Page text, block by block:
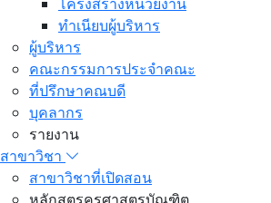
ทำเนียบผู้บริหาร
ผู้บริหาร
คณะกรรมการประจำคณะ
ที่ปรึกษาคณบดี
บุคลากร
รายงาน
สาขาวิชา
สาขาวิชาที่เปิดสอน